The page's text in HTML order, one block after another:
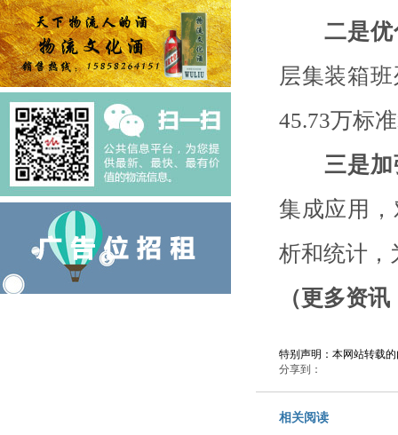
二是
层集装箱
45.73万标
三是
集成应用
析和统计，
（更多资
特别声明：本网站转载
分享到：
相关阅读